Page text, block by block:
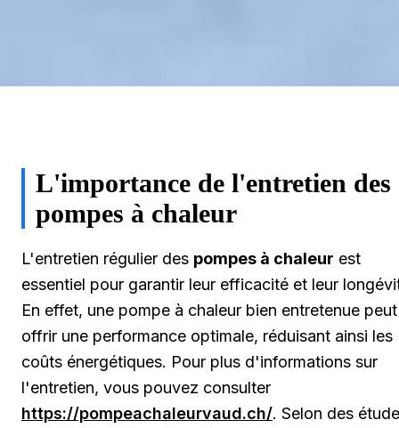
L'importance de l'entretien des
pompes à chaleur
L'entretien régulier des pompes à chaleur est
essentiel pour garantir leur efficacité et leur
En effet, une pompe à chaleur bien entretenue peut
offrir une performance optimale, réduisant ainsi les
coûts énergétiques. Pour plus d'informations sur
l'entretien, vous pouvez consulter
https://pompeachaleurvaud.ch/. Selon des